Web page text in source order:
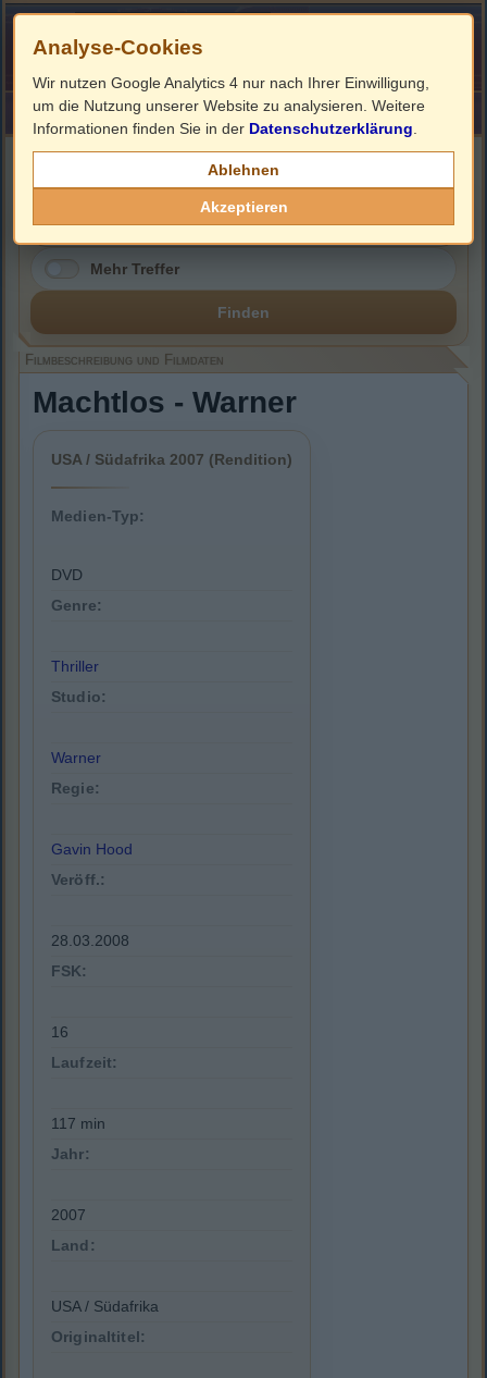
HOME ImpressumLinks
Filmbeschreibung, Cover & DVD Infos
Mehr Treffer
Finden
Filmbeschreibung und Filmdaten
Machtlos - Warner
USA / Südafrika 2007 (Rendition)
Medien-Typ:
DVD
Genre:
Thriller
Studio:
Warner
Regie:
Gavin Hood
Veröff.:
28.03.2008
FSK:
16
Laufzeit:
117 min
Jahr:
2007
Land:
USA / Südafrika
Originaltitel:
Analyse-Cookies
Wir nutzen Google Analytics 4 nur nach Ihrer Einwilligung,
um die Nutzung unserer Website zu analysieren. Weitere
Informationen finden Sie in der Datenschutzerklärung
Ablehnen
Akzeptieren